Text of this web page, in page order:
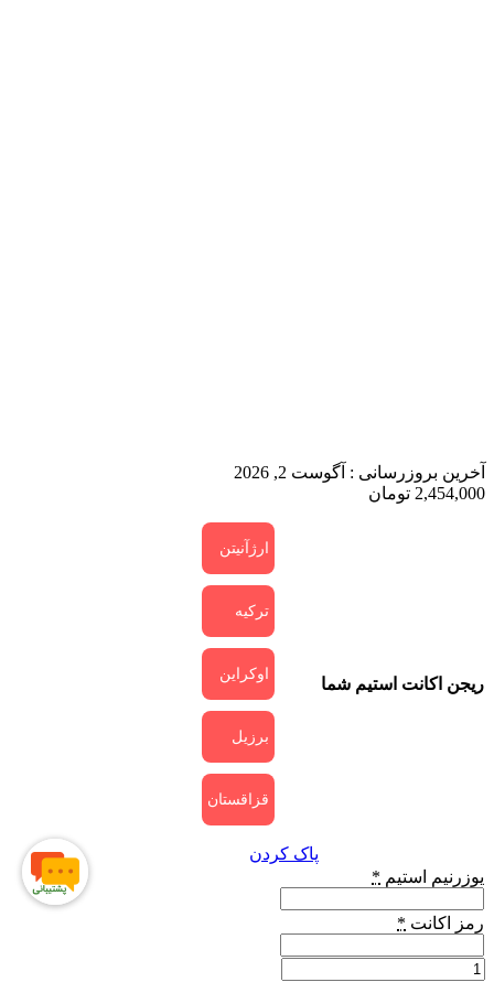
آخرین بروزرسانی : آگوست 2, 2026
2,454,000 تومان
ریجن اکانت استیم شما
ارژآنیتن
ترکیه
اوکراین
برزیل
قزاقستان
پاک کردن
یوزرنیم استیم *
رمز اکانت *
خرید